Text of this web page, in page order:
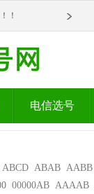
！
电信选号
ABCD ABAB AABB
00000AB AAAAB